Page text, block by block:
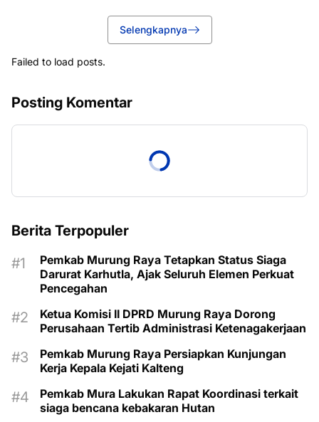
Selengkapnya
Failed to load posts.
Posting Komentar
Berita Terpopuler
Pemkab Murung Raya Tetapkan Status Siaga
Darurat Karhutla, Ajak Seluruh Elemen Perkuat
Pencegahan
Ketua Komisi II DPRD Murung Raya Dorong
Perusahaan Tertib Administrasi Ketenagakerjaan
Pemkab Murung Raya Persiapkan Kunjungan
Kerja Kepala Kejati Kalteng
Pemkab Mura Lakukan Rapat Koordinasi terkait
siaga bencana kebakaran Hutan